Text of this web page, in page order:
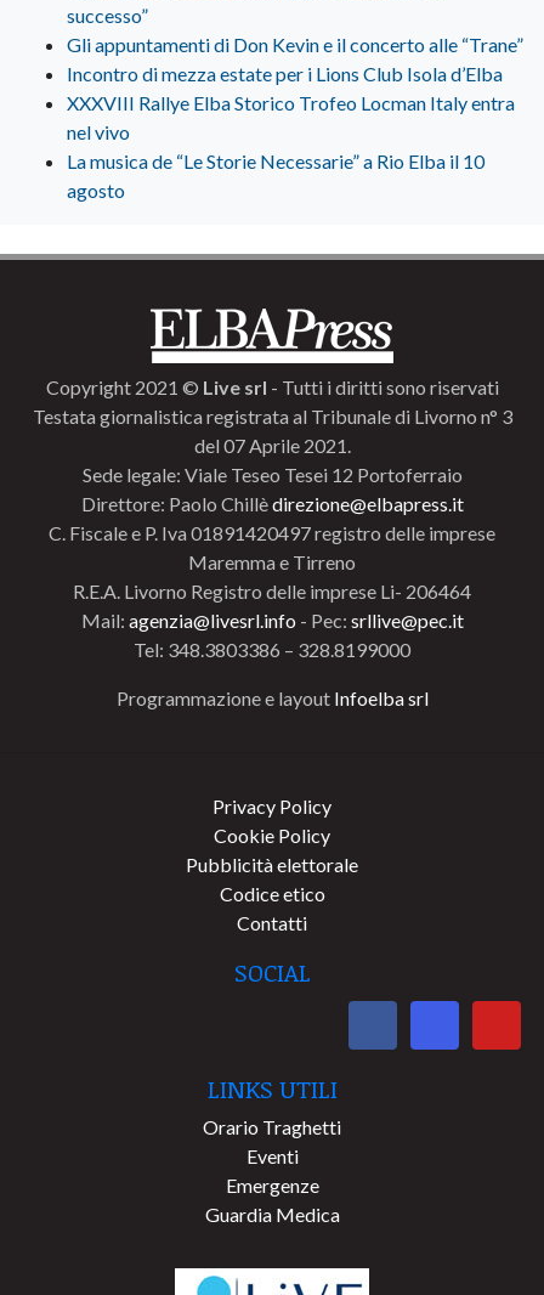
successo”
Gli appuntamenti di Don Kevin e il concerto alle “Trane”
Incontro di mezza estate per i Lions Club Isola d’Elba
XXXVIII Rallye Elba Storico Trofeo Locman Italy entra
nel vivo
La musica de “Le Storie Necessarie” a Rio Elba il 10
agosto
Copyright 2021 © Live srl - Tutti i diritti sono riservati
Testata giornalistica registrata al Tribunale di Livorno n° 3
del 07 Aprile 2021.
Sede legale: Viale Teseo Tesei 12 Portoferraio
Direttore: Paolo Chillèdirezione@elbapress.it
C. Fiscale e P. Iva 01891420497 registro delle imprese
Maremma e Tirreno
R.E.A. Livorno Registro delle imprese Li- 206464
Mail: agenzia@livesrl.info - Pec: srllive@pec.it
Tel: 348.3803386 – 328.8199000
Programmazione e layout Infoelba srl
Privacy Policy
Cookie Policy
Pubblicità elettorale
Codice etico
Contatti
SOCIAL
LINKS UTILI
Orario Traghetti
Eventi
Emergenze
Guardia Medica